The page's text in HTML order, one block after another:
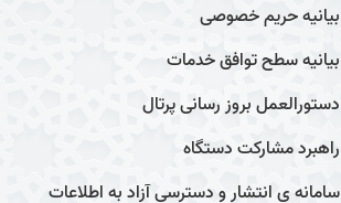
بیانیه حریم خصوصی
بیانیه سطح توافق خدمات
دستورالعمل بروز رسانی پرتال
راهبرد مشارکت دستگاه
سامانه ی انتشار و دسترسی آزاد به اطلاعات